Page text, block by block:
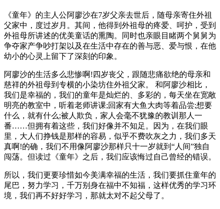
《童年》的主人公阿廖沙在7岁父亲去世后，随母亲寄住外祖
父家中，度过岁月。其间，他得到外祖母的疼爱、呵护，受到
外祖母所讲述的优美童话的熏陶。同时也亲眼目睹两个舅舅为
争夺家产争吵打架以及在生活中存在的善与恶、爱与恨，在他
幼小的心灵上留下了深刻的印象。
阿廖沙的生活多么悲惨啊!四岁丧父，跟随悲痛欲绝的母亲和
慈祥的外祖母到专横的小染坊住外祖父家。 和阿廖沙相比，
我们是幸福的，我们的童年是灿烂的、多彩的，每天坐在宽敞
明亮的教室中，听着老师讲课;回家有大鱼大肉等着品尝;想要
什么，就有什么;被人欺负，家人会毫不犹豫的教训那人一
番……但拥有着这些，我们好像并不知足。因为，在我们眼
里，大人们挣钱是那样的容易，似乎不费吹灰之力，我们多天
真啊!的确，我们不用像阿廖沙那样只十一岁就到“人间”独自
闯荡。但读过《童年》之后，我们应该悔过自己曾经的错误。
所以，我们更要珍惜如今美满幸福的生活，我们要抓住童年的
尾巴，努力学习，千万别身在福中不知福，这样优秀的学习环
境，我们再不好好学习，那就太对不起父母了。